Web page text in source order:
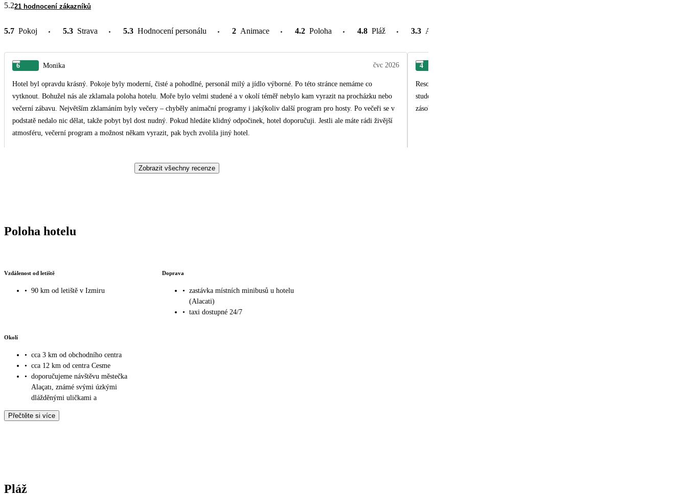
5.221 hodnocení zákazníků
5.7 Pokoj 5.3 Strava 5.3 Hodnocení personálu 2 Animace 4.2 Poloha 4.8 Pláž 3.3 Atrakce v okolí
6 Monika čvc 2026
Hotel byl opravdu krásný. Pokoje byly moderní, čisté a pohodlné, personál milý a jídlo výborné. Po této stránce nemáme co
vytknout. Bohužel nás ale zklamala poloha hotelu. Moře bylo velmi studené a v okolí téměř nebylo kam vyrazit na procházku nebo
večerní zábavu. Největším zklamáním byly večery – chyběly animační programy i jakýkoliv další program pro hosty. Po večeři se v
podstatě nedalo nic dělat, takže pobyt byl dost nudný. Pokud hledáte klidný odpočinek, hotel doporučuji. Jestli ale máte rádi živější
atmosféru, večerní program a možnost někam vyrazit, pak bych zvolila jiný hotel.
4
Resort hezký, udržovaný (na straně od moře),ale mimo hotel hrůza.Nikde žádné nákupní
studené, prý takové bývá v této oblasti celé léto.Z pokoje viděli kousek moře ale větší
zásobníky a ohromný nepořádek 🙁.
Zobrazit všechny recenze
Poloha hotelu
Vzdálenost od letiště
• 90 km od letiště v Izmiru
Doprava
• zastávka místních minibusů u hotelu
(Alacati)
• taxi dostupné 24/7
Okolí
• cca 3 km od obchodního centra
• cca 12 km od centra Cesme
• doporučujeme návštěvu městečka
Alaçatı, známé svými úzkými
dlážděnými uličkami a
Přečtěte si více
Pláž